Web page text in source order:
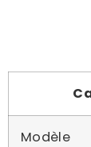
Modèle